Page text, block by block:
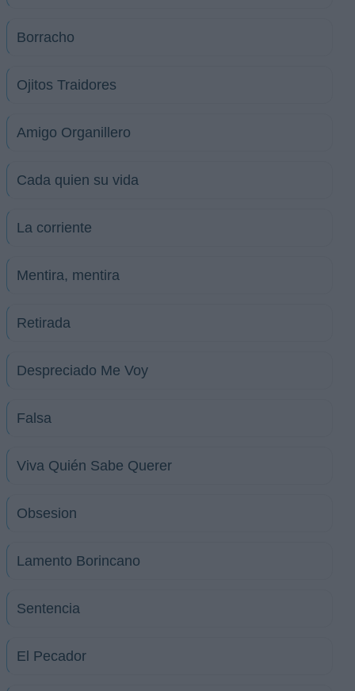
Borracho
Ojitos Traidores
Amigo Organillero
Cada quien su vida
La corriente
Mentira, mentira
Retirada
Despreciado Me Voy
Falsa
Viva Quién Sabe Querer
Obsesion
Lamento Borincano
Sentencia
El Pecador